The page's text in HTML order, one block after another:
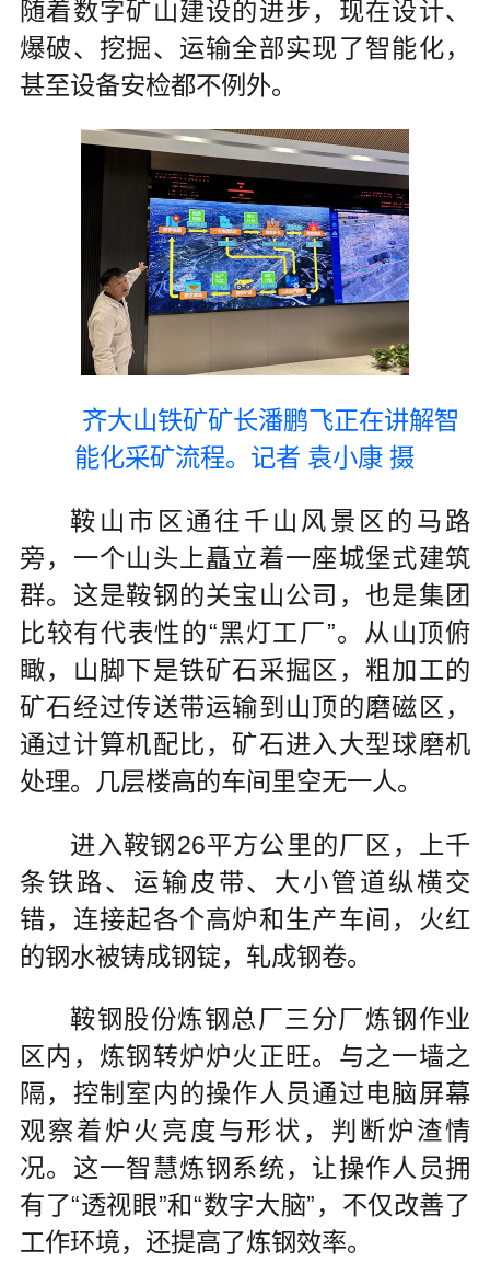
随着数字矿山建设的进步，现在设计、
爆破、挖掘、运输全部实现了智能化，
甚至设备安检都不例外。
齐大山铁矿矿长潘鹏飞正在讲解智
能化采矿流程。记者 袁小康 摄
鞍山市区通往千山风景区的马路
旁，一个山头上矗立着一座城堡式建筑
群。这是鞍钢的关宝山公司，也是集团
比较有代表性的“黑灯工厂”。从山顶俯
瞰，山脚下是铁矿石采掘区，粗加工的
矿石经过传送带运输到山顶的磨磁区，
通过计算机配比，矿石进入大型球磨机
处理。几层楼高的车间里空无一人。
进入鞍钢26平方公里的厂区，上千
条铁路、运输皮带、大小管道纵横交
错，连接起各个高炉和生产车间，火红
的钢水被铸成钢锭，轧成钢卷。
鞍钢股份炼钢总厂三分厂炼钢作业
区内，炼钢转炉炉火正旺。与之一墙之
隔，控制室内的操作人员通过电脑屏幕
观察着炉火亮度与形状，判断炉渣情
况。这一智慧炼钢系统，让操作人员拥
有了“透视眼”和“数字大脑”，不仅改善了
工作环境，还提高了炼钢效率。